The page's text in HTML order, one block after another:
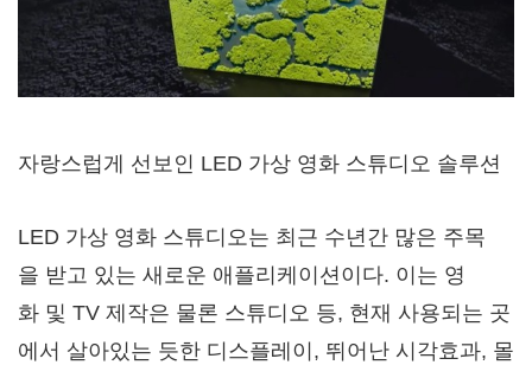
자랑스럽게 선보인 LED 가상 영화 스튜디오 솔루션
LED 가상 영화 스튜디오는 최근 수년간 많은 주목
을 받고 있는 새로운 애플리케이션이다. 이는 영
화 및 TV 제작은 물론 스튜디오 등, 현재 사용되는 곳
에서 살아있는 듯한 디스플레이, 뛰어난 시각효과, 몰